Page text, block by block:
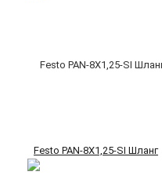
Festo PAN-8X1,25-SI Шланг